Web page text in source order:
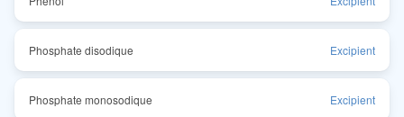
Phosphate disodique Excipient
Phosphate monosodique Excipient